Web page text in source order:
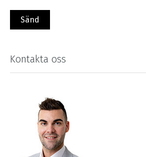
Kontakta oss